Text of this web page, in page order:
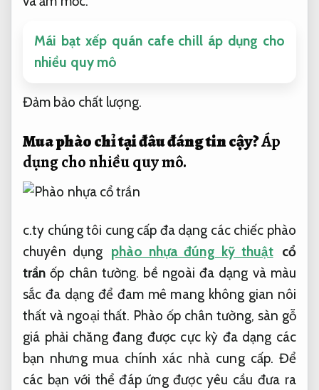
Mái bạt xếp quán cafe chill áp dụng cho
nhiều quy mô
Đảm bảo chất lượng.
Mua phào chỉ tại đâu đáng tin cậy?Áp
dụng cho nhiều quy mô.
c.ty chúng tôi cung cấp đa dạng các chiếc phào
chuyên dụng phào nhựa đúng kỹ thuật cổ
trần ốp chân tường. bề ngoài đa dạng và màu
sắc đa dạng để đam mê mang không gian nôi
thất và ngoại thất. Phào ốp chân tường, sàn gỗ
giá phải chăng đang được cực kỳ đa dạng các
bạn nhưng mua chính xác nhà cung cấp. Để
các bạn với thể đáp ứng được yêu cầu đưa ra